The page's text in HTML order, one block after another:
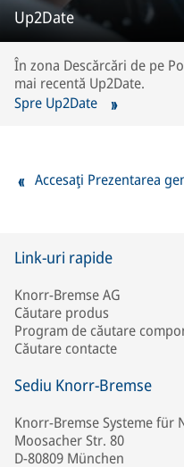
Up2Date
În zona Descărcări de pe
mai recentă Up2Date.
Spre Up2Date
Accesaţi Prezentarea
Link-uri rapide
Knorr-Bremse AG
Căutare produs
Program de căutare
Căutare contacte
Sediu Knorr-Bremse
Knorr-Bremse Systeme für
Moosacher Str. 80
D-80809 München